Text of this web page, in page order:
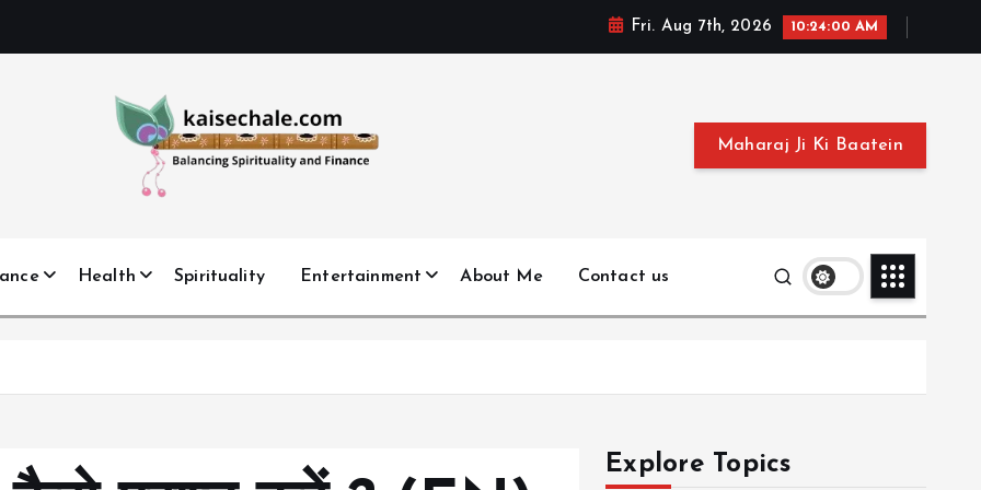
Fri. Aug 7th, 2026 10:24:02 AM
Maharaj Ji Ki Baatein
Health Spirituality Entertainment About Me Contact us
Explore Topics